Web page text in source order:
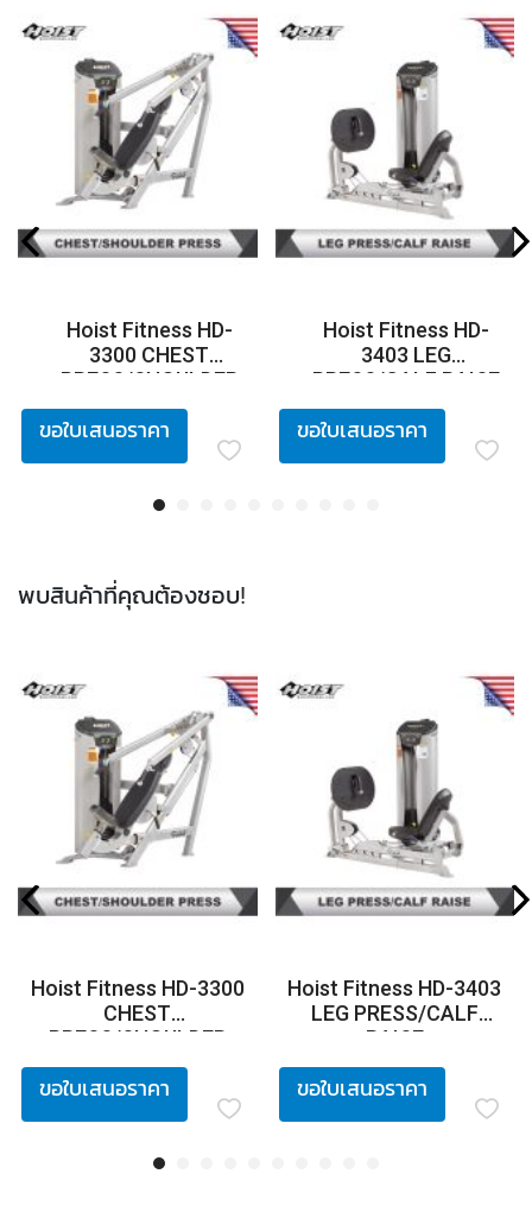
Hoist Fitness HD-
3300 CHEST
PRESS/SHOULDER
PRESS
ขอใบเสนอราคา
Hoist Fitness HD-
3403 LEG
PRESS/CALF RAISE
ขอใบเสนอราคา
พบสินค้าที่คุณต้องชอบ!
Hoist Fitness HD-3300
CHEST
PRESS/SHOULDER
PRESS
ขอใบเสนอราคา
Hoist Fitness HD-3403
LEG PRESS/CALF
RAISE
ขอใบเสนอราคา